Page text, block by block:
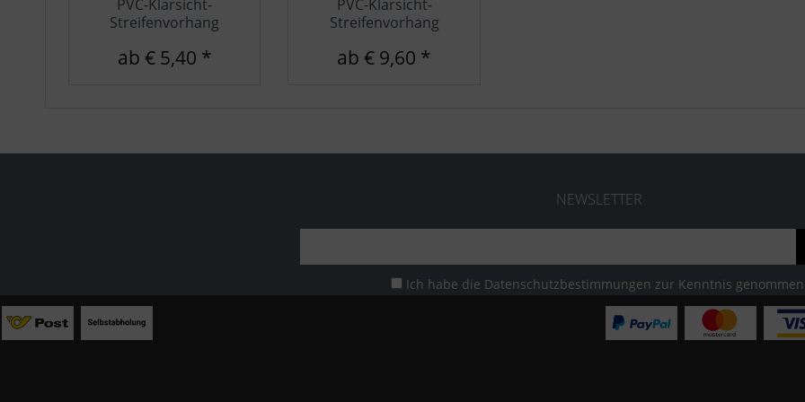
PVC-Klarsicht-
Streifenvorhang
ab € 5,40 *
PVC-Klarsicht-
Streifenvorhang
ab € 9,60 *
NEWSLETTER
Ich habe die Datenschutzbestimmungen zur Kenntnis